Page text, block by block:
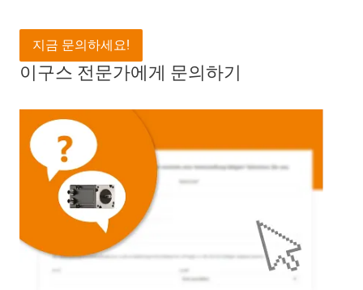
이구스 전문가에게 문의하기
지금 문의하세요!